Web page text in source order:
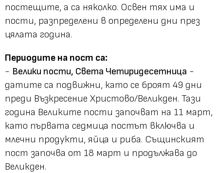
постещите, а са няколко. Освен тях има и
пости, разпределени в определени дни през
цялата година.
Периодите на пост са:
- Велики пости, Света Четиридесетница -
датите са подвижни, като се броят 49 дни
преди Възкресение Христово/Великден. Тази
година Великите пости започват на 11 март,
като първата седмица постът включва и
млечни продукти, яйца и риба. Същинският
пост започва от 18 март и продължава до
Великден.